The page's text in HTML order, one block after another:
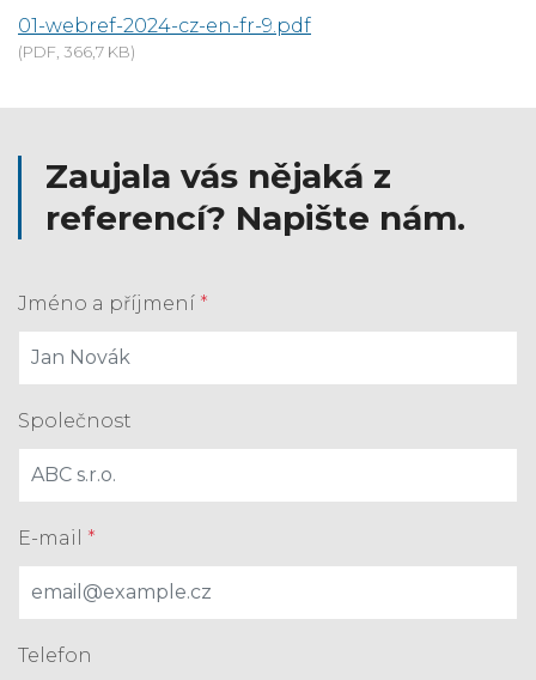
01-webref-2024-cz-en-fr-9.pdf
(PDF, 366,7 KB)
Zaujala vás nějaká z
referencí? Napište nám.
Jméno a příjmení *
Společnost
E-mail *
Telefon